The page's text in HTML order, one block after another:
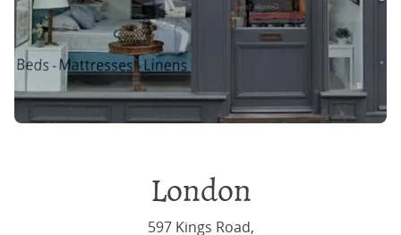
London
597 Kings Road,